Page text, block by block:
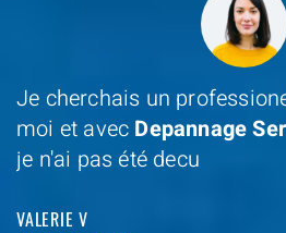
Je cherchais un
moi et avec Depannage
je n'ai pas été decu
VALERIE V